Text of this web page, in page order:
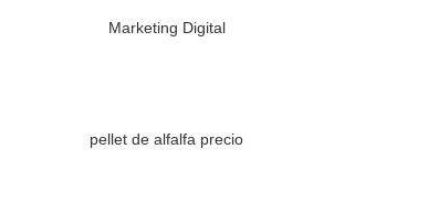
Marketing Digital
pellet de alfalfa precio